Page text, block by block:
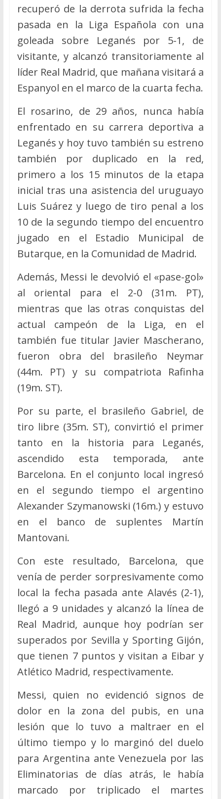
recuperó de la derrota sufrida la fecha
pasada en la Liga Española con una
goleada sobre Leganés por 5-1, de
visitante, y alcanzó transitoriamente al
líder Real Madrid, que mañana visitará a
Espanyol en el marco de la cuarta fecha.
El rosarino, de 29 años, nunca había
enfrentado en su carrera deportiva a
Leganés y hoy tuvo también su estreno
también por duplicado en la red,
primero a los 15 minutos de la etapa
inicial tras una asistencia del uruguayo
Luis Suárez y luego de tiro penal a los
10 de la segundo tiempo del encuentro
jugado en el Estadio Municipal de
Butarque, en la Comunidad de Madrid.
Además, Messi le devolvió el «pase-gol»
al oriental para el 2-0 (31m. PT),
mientras que las otras conquistas del
actual campeón de la Liga, en el
también fue titular Javier Mascherano,
fueron obra del brasileño Neymar
(44m. PT) y su compatriota Rafinha
(19m. ST).
Por su parte, el brasileño Gabriel, de
tiro libre (35m. ST), convirtió el primer
tanto en la historia para Leganés,
ascendido esta temporada, ante
Barcelona. En el conjunto local ingresó
en el segundo tiempo el argentino
Alexander Szymanowski (16m.) y estuvo
en el banco de suplentes Martín
Mantovani.
Con este resultado, Barcelona, que
venía de perder sorpresivamente como
local la fecha pasada ante Alavés (2-1),
llegó a 9 unidades y alcanzó la línea de
Real Madrid, aunque hoy podrían ser
superados por Sevilla y Sporting Gijón,
que tienen 7 puntos y visitan a Eibar y
Atlético Madrid, respectivamente.
Messi, quien no evidenció signos de
dolor en la zona del pubis, en una
lesión que lo tuvo a maltraer en el
último tiempo y lo marginó del duelo
para Argentina ante Venezuela por las
Eliminatorias de días atrás, le había
marcado por triplicado el martes